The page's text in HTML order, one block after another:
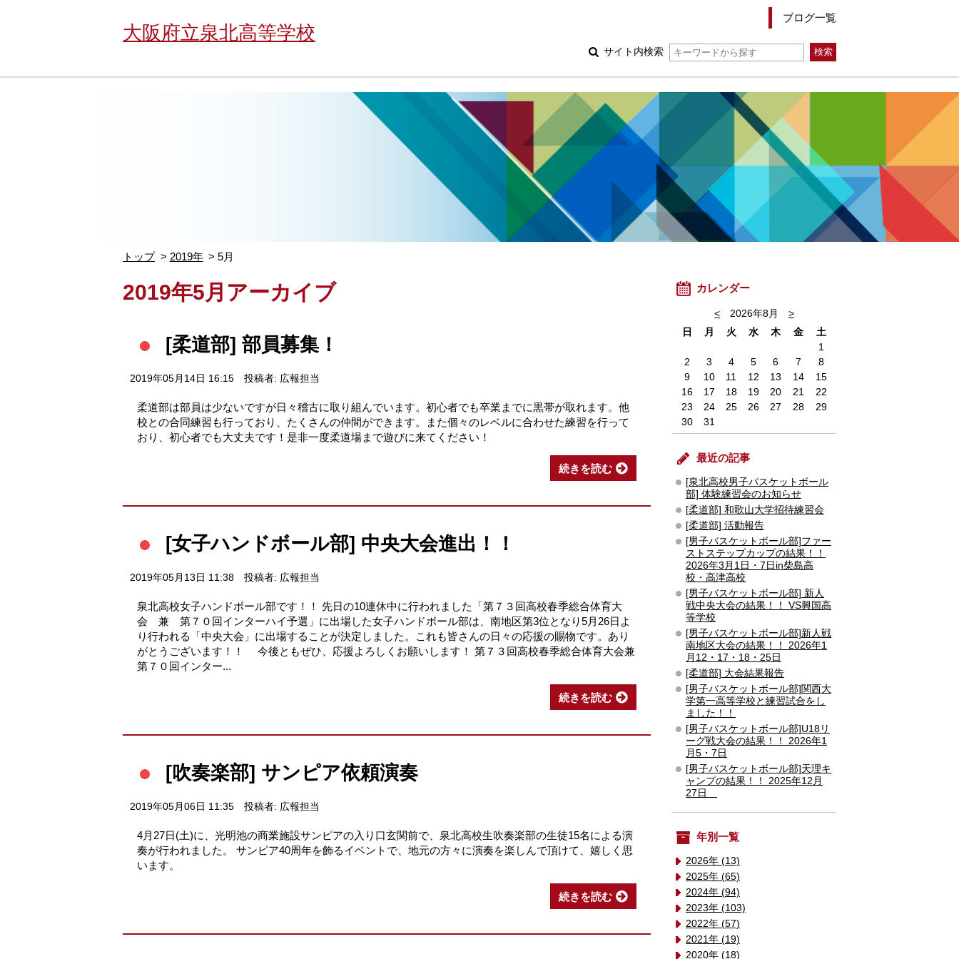
大阪府立泉北高等学校
ブログ一覧
サイト内検索
トップ 2019年 5月
2019年5月アーカイブ
[柔道部] 部員募集！
2019年05月14日 16:15 投稿者: 広報担当
柔道部は部員は少ないですが日々稽古に取り組んでいます。初心者でも卒業までに黒帯が取れます。他
校との合同練習も行っており、たくさんの仲間ができます。また個々のレベルに合わせた練習を行って
おり、初心者でも大丈夫です！是非一度柔道場まで遊びに来てください！
続きを読む
[女子ハンドボール部] 中央大会進出！！
2019年05月13日 11:38 投稿者: 広報担当
泉北高校女子ハンドボール部です！！ 先日の10連休中に行われました「第７３回高校春季総合体育大
会 兼 第７０回インターハイ予選」に出場した女子ハンドボール部は、南地区第3位となり5月26日よ
り行われる「中央大会」に出場することが決定しました。これも皆さんの日々の応援の賜物です。あり
がとうございます！！ 今後ともぜひ、応援よろしくお願いします！ 第７３回高校春季総合体育大会兼
第７０回インター...
続きを読む
[吹奏楽部] サンピア依頼演奏
2019年05月06日 11:35 投稿者: 広報担当
4月27日(土)に、光明池の商業施設サンピアの入り口玄関前で、泉北高校生吹奏楽部の生徒15名による演
奏が行われました。 サンピア40周年を飾るイベントで、地元の方々に演奏を楽しんで頂けて、嬉しく思
います。
続きを読む
カレンダー
< 2026年8月
>
日
月 火 水 木 金
土
1
2
3 4 5 6 7
8
9
10 11 12 13 14
15
16
17 18 19 20 21
22
23
24 25 26 27 28
29
30
31
最近の記事
[泉北高校男子バスケットボール
部] 体験練習会のお知らせ
[柔道部] 和歌山大学招待練習会
[柔道部] 活動報告
[男子バスケットボール部]ファー
ストステップカップの結果！！
2026年3月1日・7日in柴島高
校・高津高校
[男子バスケットボール部] 新人
戦中央大会の結果！！ VS興国高
等学校
[男子バスケットボール部]新人戦
南地区大会の結果！！ 2026年1
月12・17・18・25日
[柔道部] 大会結果報告
[男子バスケットボール部]関西大
学第一高等学校と練習試合をし
ました！！
[男子バスケットボール部]U18リ
ーグ戦大会の結果！！ 2026年1
月5・7日
[男子バスケットボール部]天理キ
ャンプの結果！！ 2025年12月
27日
年別一覧
2026年 (13)
2025年 (65)
2024年 (94)
2023年 (103)
2022年 (57)
2021年 (19)
2020年 (18)